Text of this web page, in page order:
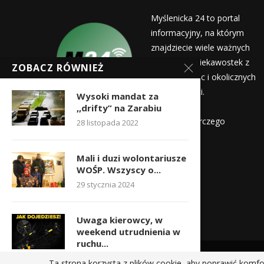
Myślenicka 24 to portal
informacyjny, na którym
znajdziecie wiele ważnych
informacji i ciekawostek z
życia Myślenic i okolicznych
miejscowości.
Wydawca:
Myślenicka Agencja Rozwoju Gospodarczego
Kontakt:
redakcja@myslenicka24.pl
ZOBACZ RÓWNIEŻ
Wysoki mandat za
,,drifty” na Zarabiu
28 listopada 2022
Mali i duzi wolontariusze
WOŚP. Wszyscy o...
29 stycznia 2024
Uwaga kierowcy, w
weekend utrudnienia w
ruchu...
26 lipca 2024